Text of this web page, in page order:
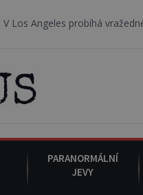
probíhá vražedné běsnění
PARANORMÁLNÍ
JEVY